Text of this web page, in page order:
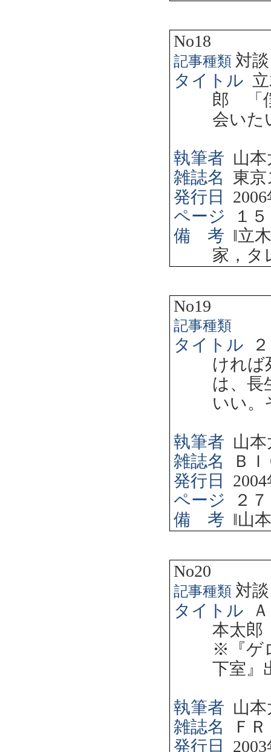
No18
記事種類 対談
タイトル
郎 「
会いた
執筆者 山
雑誌名
東
発行日
2006
ページ
１
備 考 ‖立
家，タ
No19
記事種類
タイトル
ければ
は、長
いい。
執筆者 山
雑誌名
Ｂ
発行日
2004
ページ
２
備 考 ‖山
No20
記事種類 対談
タイトル
本太
※『ゲ
下室』
執筆者 山
雑誌名
Ｆ
発行日
2003